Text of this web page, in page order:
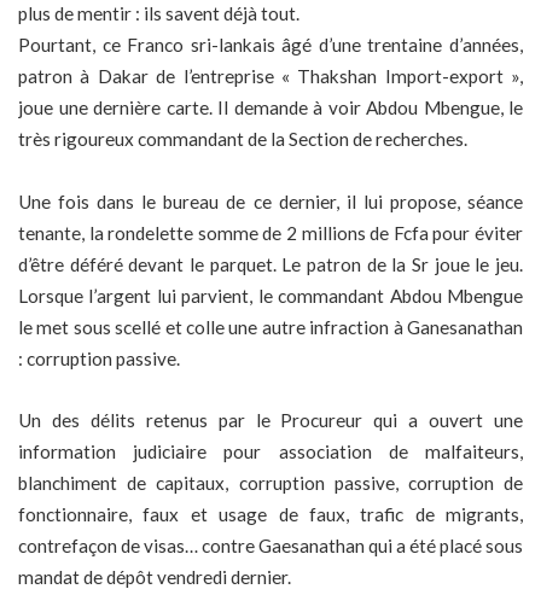
plus de mentir : ils savent déjà tout.
Pourtant, ce Franco sri-lankais âgé d’une trentaine d’années,
patron à Dakar de l’entreprise « Thakshan Import-export »,
joue une dernière carte. Il demande à voir Abdou Mbengue, le
très rigoureux commandant de la Section de recherches.
Une fois dans le bureau de ce dernier, il lui propose, séance
tenante, la rondelette somme de 2 millions de Fcfa pour éviter
d’être déféré devant le parquet. Le patron de la Sr joue le jeu.
Lorsque l’argent lui parvient, le commandant Abdou Mbengue
le met sous scellé et colle une autre infraction à Ganesanathan
: corruption passive.
Un des délits retenus par le Procureur qui a ouvert une
information judiciaire pour association de malfaiteurs,
blanchiment de capitaux, corruption passive, corruption de
fonctionnaire, faux et usage de faux, trafic de migrants,
contrefaçon de visas… contre Gaesanathan qui a été placé sous
mandat de dépôt vendredi dernier.